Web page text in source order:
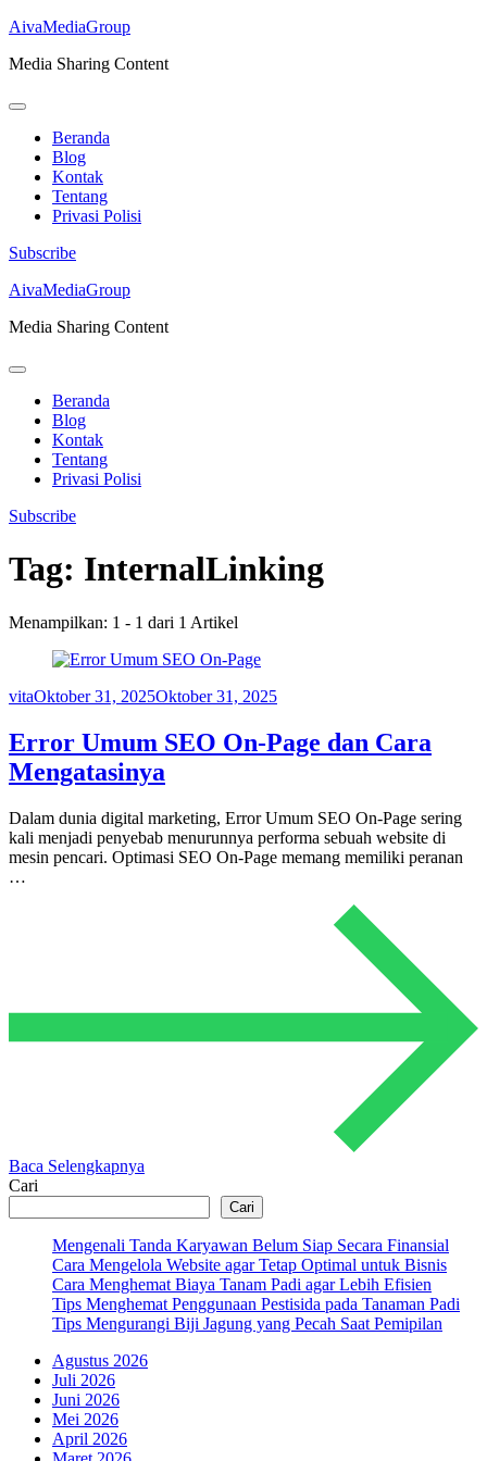
AivaMediaGroup
Media Sharing Content
Beranda
Blog
Kontak
Tentang
Privasi Polisi
Subscribe
Lompat
konten
Enter)
AivaMediaGroup
Media Sharing Content
Beranda
Blog
Kontak
Tentang
Privasi Polisi
Subscribe
Tag: InternalLinking
Menampilkan: 1 - 1 dari 1 Artikel
vitaOktober 31, 2025Oktober 31, 2025
Error Umum SEO On-Page dan Cara
Mengatasinya
Dalam dunia digital marketing, Error Umum SEO On-Page sering
kali menjadi penyebab menurunnya performa sebuah website di
mesin pencari. Optimasi SEO On-Page memang memiliki peranan
…
Baca Selengkapnya
Cari
Cari
Mengenali Tanda Karyawan Belum Siap Secara Finansial
Cara Mengelola Website agar Tetap Optimal untuk Bisnis
Cara Menghemat Biaya Tanam Padi agar Lebih Efisien
Tips Menghemat Penggunaan Pestisida pada Tanaman Padi
Tips Mengurangi Biji Jagung yang Pecah Saat Pemipilan
Agustus 2026
Juli 2026
Juni 2026
Mei 2026
April 2026